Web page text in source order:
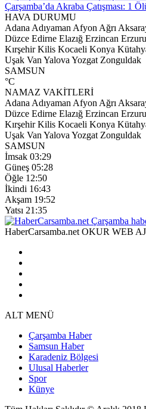
Çarşamba’da Akraba Çatışması: 1
HAVA DURUMU
Adana Adıyaman Afyon Ağrı
Düzce Edirne Elazığ Erzincan
Kırşehir Kilis Kocaeli Konya
Uşak Van Yalova Yozgat Zonguldak
SAMSUN
°C
NAMAZ VAKİTLERİ
Adana Adıyaman Afyon Ağrı
Düzce Edirne Elazığ Erzincan
Kırşehir Kilis Kocaeli Konya
Uşak Van Yalova Yozgat Zonguldak
SAMSUN
İmsak 03:29
Güneş 05:28
Öğle 12:50
İkindi 16:43
Akşam 19:52
Yatsı 21:35
HaberCarsamba.net OKUR WEB
ALT MENÜ
Çarşamba Haber
Samsun Haber
Karadeniz Bölgesi
Ulusal Haberler
Spor
Künye